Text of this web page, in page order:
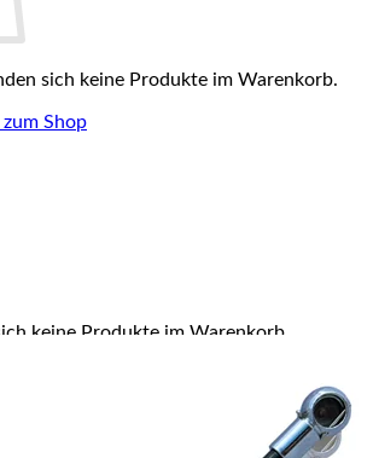
sich keine Produkte im Warenkorb.
Shop
keine Produkte im Warenkorb.